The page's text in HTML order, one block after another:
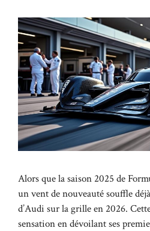
Alors que la saison 2025 de
un vent de nouveauté souffle
d’Audi sur la grille en 2026.
sensation en dévoilant ses